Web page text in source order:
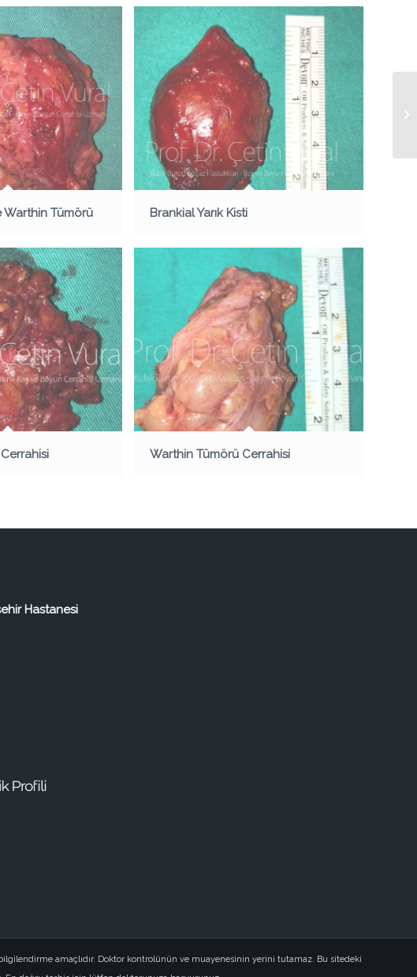
Warthin Tümörü Brankial Yarık Kisti
Warthin Tümörü Cerrahisi
Hastanesi
amaçlıdır. Doktor kontrolünün ve muayenesinin yerini tutamaz. Bu sitedeki